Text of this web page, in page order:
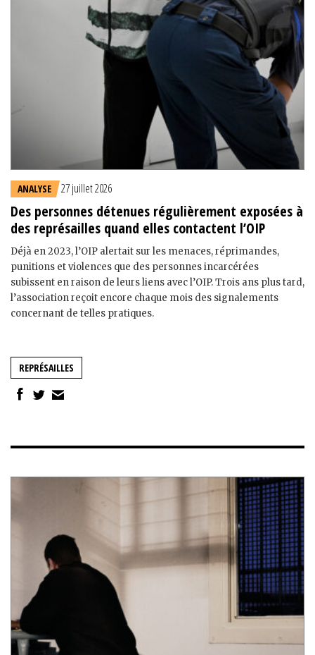
ANALYSE 27 juillet 2026
Des personnes détenues régulièrement exposées à
des représailles quand elles contactent l’OIP
Déjà en 2023, l’OIP alertait sur les menaces, réprimandes,
punitions et violences que des personnes incarcérées
subissent en raison de leurs liens avec l’OIP. Trois ans plus tard,
l’association reçoit encore chaque mois des signalements
concernant de telles pratiques.
REPRÉSAILLES